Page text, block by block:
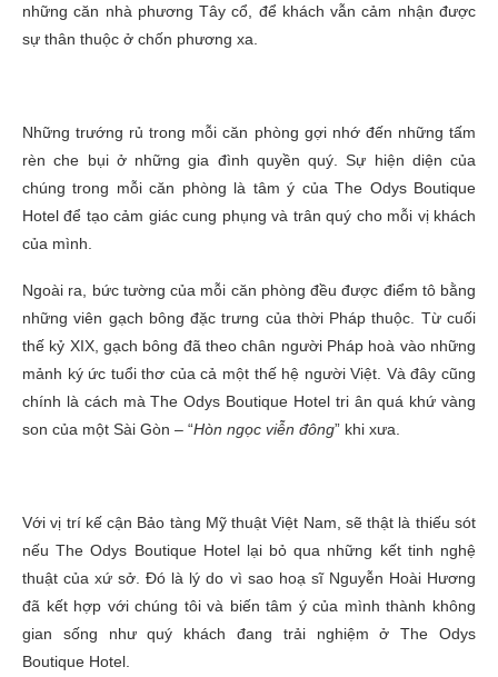
những căn nhà phương Tây cổ, để khách vẫn cảm nhận được
sự thân thuộc ở chốn phương xa.
Những trướng rủ trong mỗi căn phòng gợi nhớ đến những tấm
rèn che bụi ở những gia đình quyền quý. Sự hiện diện của
chúng trong mỗi căn phòng là tâm ý của The Odys Boutique
Hotel để tạo cảm giác cung phụng và trân quý cho mỗi vị khách
của mình.
Ngoài ra, bức tường của mỗi căn phòng đều được điểm tô bằng
những viên gạch bông đặc trưng của thời Pháp thuộc. Từ cuối
thế kỷ XIX, gạch bông đã theo chân người Pháp hoà vào những
mảnh ký ức tuổi thơ của cả một thế hệ người Việt. Và đây cũng
chính là cách mà The Odys Boutique Hotel tri ân quá khứ vàng
son của một Sài Gòn – “Hòn ngọc viễn đông” khi xưa.
Với vị trí kế cận Bảo tàng Mỹ thuật Việt Nam, sẽ thật là thiếu sót
nếu The Odys Boutique Hotel lại bỏ qua những kết tinh nghệ
thuật của xứ sở. Đó là lý do vì sao hoạ sĩ Nguyễn Hoài Hương
đã kết hợp với chúng tôi và biến tâm ý của mình thành không
gian sống như quý khách đang trải nghiệm ở The Odys
Boutique Hotel.